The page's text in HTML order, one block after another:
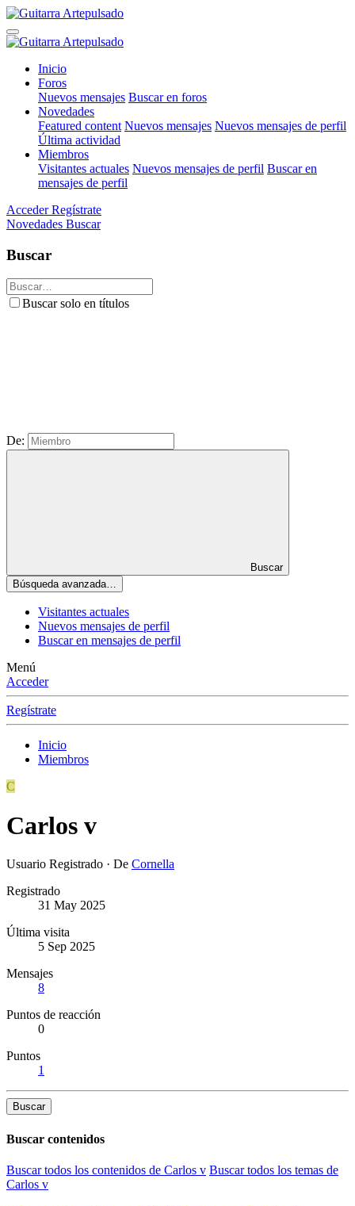
Inicio
Foros
Nuevos mensajes Buscar en foros
Novedades
Featured content Nuevos mensajes Nuevos mensajes de perfil
Última actividad
Miembros
Visitantes actuales Nuevos mensajes de perfil Buscar en
mensajes de perfil
Acceder Regístrate
Novedades Buscar
Buscar
Buscar solo en títulos
De:
Buscar
Búsqueda avanzada…
Visitantes actuales
Nuevos mensajes de perfil
Buscar en mensajes de perfil
Menú
Acceder
Regístrate
Inicio
Miembros
C
Carlos v
Usuario Registrado · De Cornella
Registrado
31 May 2025
Última visita
5 Sep 2025
Mensajes
8
Puntos de reacción
0
Puntos
1
Buscar
Buscar contenidos
Buscar todos los contenidos de Carlos v Buscar todos los temas de
Carlos v